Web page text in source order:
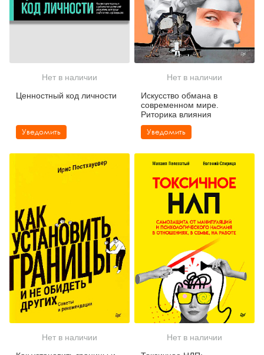
Нет в наличии
Ценностный код личности
Уведомить
Нет в наличии
Искусство обмана в
современном мире.
Риторика влияния
Уведомить
Нет в наличии
Нет в наличии